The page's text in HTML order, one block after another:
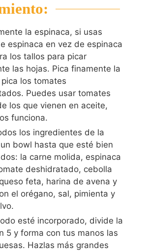
la espinaca, si usas
espinaca en vez de espinaca
los tallos para picar
las hojas. Pica finamente la
los tomates
Puedes usar tomates
los que vienen en aceite,
funciona.
los ingredientes de la
bowl hasta que esté bien
la carne molida, espinaca
deshidratado, cebolla
feta, harina de avena y
el orégano, sal, pimienta y
esté incorporado, divide la
5 y forma con tus manos las
Hazlas más grandes